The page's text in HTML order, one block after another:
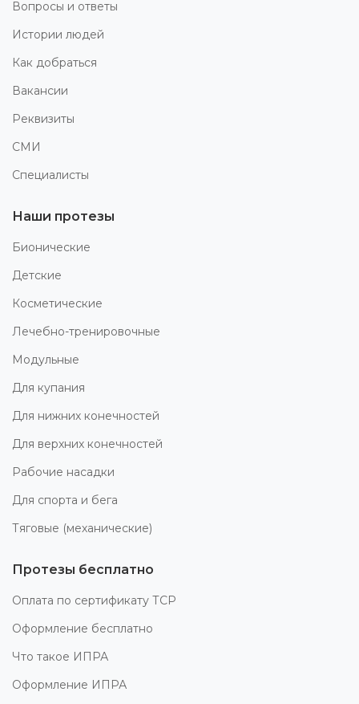
Вопросы и ответы
Истории людей
Как добраться
Вакансии
Реквизиты
СМИ
Специалисты
Наши протезы
Бионические
Детские
Косметические
Лечебно-тренировочные
Модульные
Для купания
Для нижних конечностей
Для верхних конечностей
Рабочие насадки
Для спорта и бега
Тяговые (механические)
Протезы бесплатно
Оплата по сертификату ТСР
Оформление бесплатно
Что такое ИПРА
Оформление ИПРА